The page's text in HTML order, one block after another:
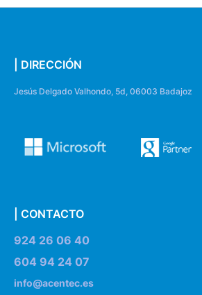
| DIRECCIÓN
Jesús Delgado Valhondo, 5d, 06003 Badajoz
| CONTACTO
924 26 06 40
604 94 24 07
info@acentec.es